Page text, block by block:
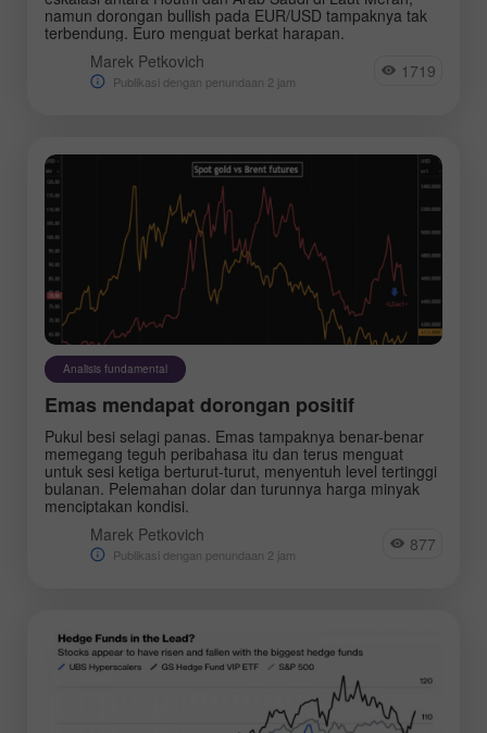
namun dorongan bullish pada EUR/USD tampaknya tak
terbendung. Euro menguat berkat harapan.
Marek Petkovich
Publikasi dengan penundaan 2 jam 1719
Analisis fundamental
Emas mendapat dorongan positif
Pukul besi selagi panas. Emas tampaknya benar-benar
memegang teguh peribahasa itu dan terus menguat
untuk sesi ketiga berturut-turut, menyentuh level tertinggi
bulanan. Pelemahan dolar dan turunnya harga minyak
menciptakan kondisi.
Marek Petkovich
Publikasi dengan penundaan 2 jam 877